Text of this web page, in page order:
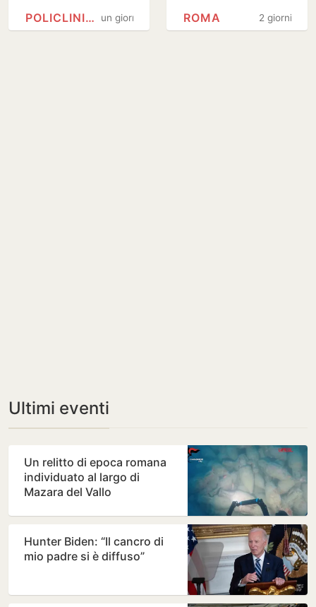
ragazzo
un giorno
POLICLINICO GEMELLI 2 giorni
ROMA
Ultimi eventi
Un relitto di epoca romana
individuato al largo di
Mazara del Vallo
Hunter Biden: “Il cancro di
mio padre si è diffuso”